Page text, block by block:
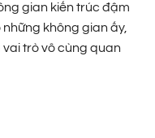
gian kiến trúc đậm
những không gian ấy,
trò vô cùng quan